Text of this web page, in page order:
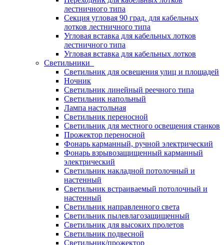
лестничного типа
Секция угловая 90 град. для кабельных
лотков лестничного типа
Угловая вставка для кабельных лотков
лестничного типа
Угловая вставка для кабельных лотков
Светильники
Светильник для освещения улиц и площадей
Ночник
Светильник линейный реечного типа
Светильник напольный
Лампа настольная
Светильник переносной
Светильник для местного освещения станков
Прожектор переносной
Фонарь карманный, ручной электрический
Фонарь взрывозащищенный карманный
электрический
Светильник накладной потолочный и
настенный
Светильник встраиваемый потолочный и
настенный
Светильник направленного света
Светильник пылевлагозащищенный
Светильник для высоких пролетов
Светильник подвесной
Светильник/прожектор